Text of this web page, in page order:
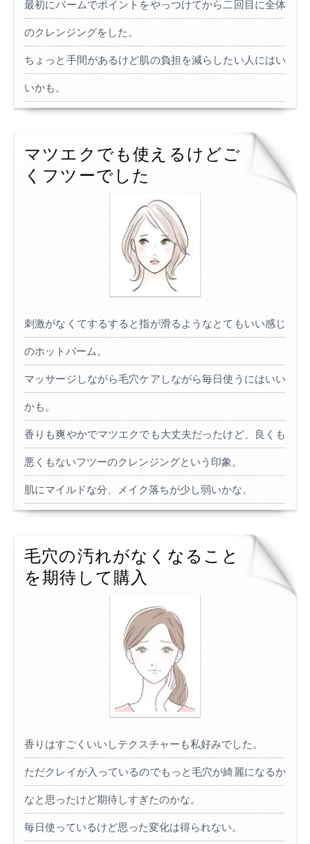
最初にバームでポイントをやっつけてから二回目に全体
のクレンジングをした。
ちょっと手間があるけど肌の負担を減らしたい人にはい
いかも。
マツエクでも使えるけどご
くフツーでした
刺激がなくてするすると指が滑るようなとてもいい感じ
のホットバーム。
マッサージしながら毛穴ケアしながら毎日使うにはいい
かも。
香りも爽やかでマツエクでも大丈夫だったけど、良くも
悪くもないフツーのクレンジングという印象。
肌にマイルドな分、メイク落ちが少し弱いかな。
毛穴の汚れがなくなること
を期待して購入
香りはすごくいいしテクスチャーも私好みでした。
ただクレイが入っているのでもっと毛穴が綺麗になるか
なと思ったけど期待しすぎたのかな。
毎日使っているけど思った変化は得られない。